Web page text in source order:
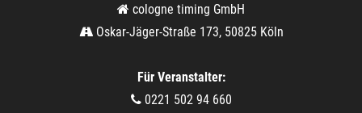
cologne timing GmbH
Oskar-Jäger-Straße 173, 50825 Köln
Für Veranstalter:
0221 502 94 660